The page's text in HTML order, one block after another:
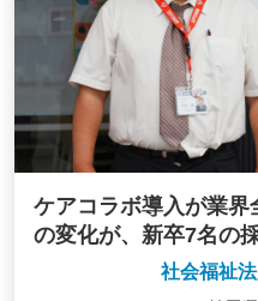
ケアコラボ導入が業
の変化が、新卒7名の
社会福祉